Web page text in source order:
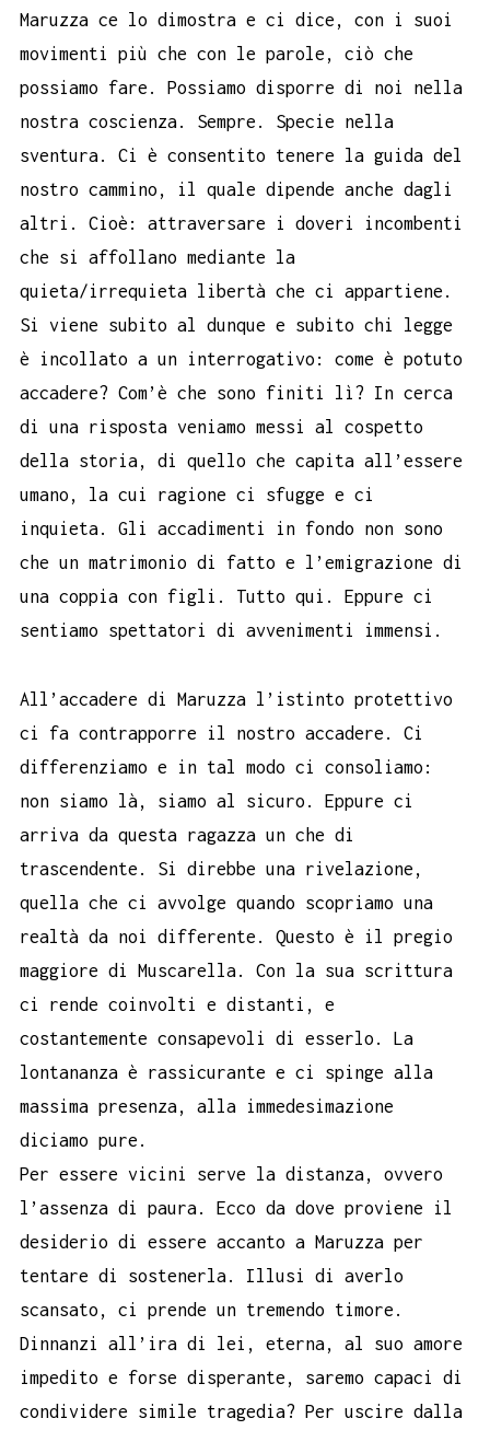
Maruzza ce lo dimostra e ci dice, con i suoi
movimenti più che con le parole, ciò che
possiamo fare. Possiamo disporre di noi nella
nostra coscienza. Sempre. Specie nella
sventura. Ci è consentito tenere la guida del
nostro cammino, il quale dipende anche dagli
altri. Cioè: attraversare i doveri incombenti
che si affollano mediante la
quieta/irrequieta libertà che ci appartiene.
Si viene subito al dunque e subito chi legge
è incollato a un interrogativo: come è potuto
accadere? Com’è che sono finiti lì? In cerca
di una risposta veniamo messi al cospetto
della storia, di quello che capita all’essere
umano, la cui ragione ci sfugge e ci
inquieta. Gli accadimenti in fondo non sono
che un matrimonio di fatto e l’emigrazione di
una coppia con figli. Tutto qui. Eppure ci
sentiamo spettatori di avvenimenti immensi.
All’accadere di Maruzza l’istinto protettivo
ci fa contrapporre il nostro accadere. Ci
differenziamo e in tal modo ci consoliamo:
non siamo là, siamo al sicuro. Eppure ci
arriva da questa ragazza un che di
trascendente. Si direbbe una rivelazione,
quella che ci avvolge quando scopriamo una
realtà da noi differente. Questo è il pregio
maggiore di Muscarella. Con la sua scrittura
ci rende coinvolti e distanti, e
costantemente consapevoli di esserlo. La
lontananza è rassicurante e ci spinge alla
massima presenza, alla immedesimazione
diciamo pure.
Per essere vicini serve la distanza, ovvero
l’assenza di paura. Ecco da dove proviene il
desiderio di essere accanto a Maruzza per
tentare di sostenerla. Illusi di averlo
scansato, ci prende un tremendo timore.
Dinnanzi all’ira di lei, eterna, al suo amore
impedito e forse disperante, saremo capaci di
condividere simile tragedia? Per uscire dalla